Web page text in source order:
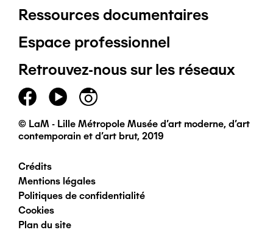
Pied
de
page
principal
Ressources documentaires
Espace professionnel
Retrouvez-nous sur les réseaux
© LaM - Lille Métropole Musée d'art moderne, d'art
contemporain et d'art brut, 2019
Pied
de
Crédits
Mentions légales
Politiques de confidentialité
Cookies
Plan du site